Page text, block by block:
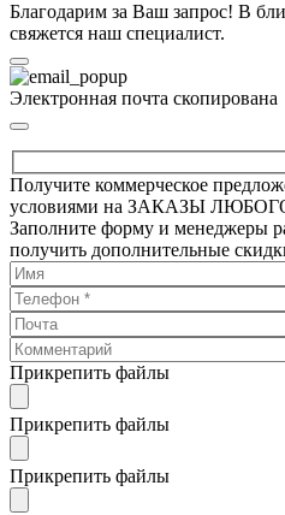
Благодарим за Ваш запрос! В
свяжется наш специалист.
Электронная почта скопирована
Получите коммерческое
условиями на ЗАКАЗЫ
Заполните форму и менеджеры
получить дополнительные
Прикрепить файлы
Прикрепить файлы
Прикрепить файлы